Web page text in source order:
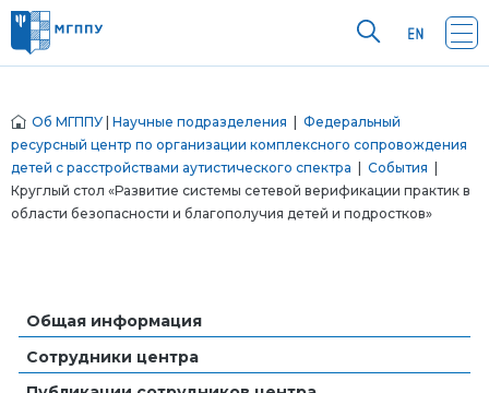
Об МГППУ Научные подразделения
Федеральный
ресурсный центр по организации комплексного сопровождения
детей с расстройствами аутистического спектра
События
Круглый стол «Развитие системы сетевой верификации практик в
области безопасности и благополучия детей и подростков»
Общая информация
Сотрудники центра